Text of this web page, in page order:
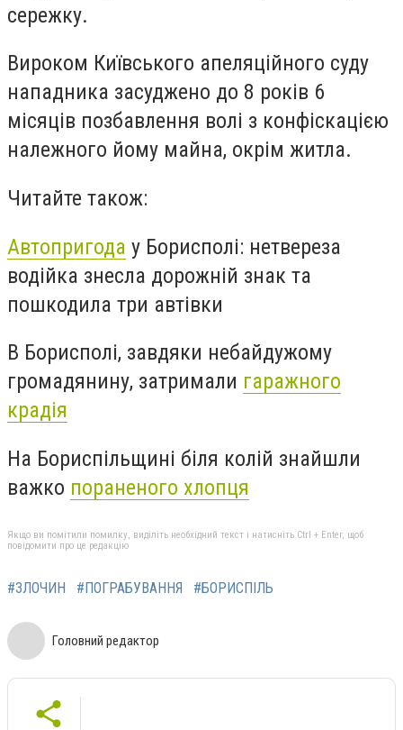
сережку.
Вироком Київського апеляційного суду
нападника засуджено до 8 років 6
місяців позбавлення волі з конфіскацією
належного йому майна, окрім житла.
Читайте також:
Автопригода у Борисполі: нетвереза
водійка знесла дорожній знак та
пошкодила три автівки
В Борисполі, завдяки небайдужому
громадянину, затримали гаражного
крадія
На Бориспільщині біля колій знайшли
важко пораненого хлопця
Якщо ви помітили помилку, виділіть необхідний текст і натисніть Ctrl + Enter, щоб
повідомити про це редакцію
#ЗЛОЧИН #ПОГРАБУВАННЯ #БОРИСПІЛЬ
Головний редактор